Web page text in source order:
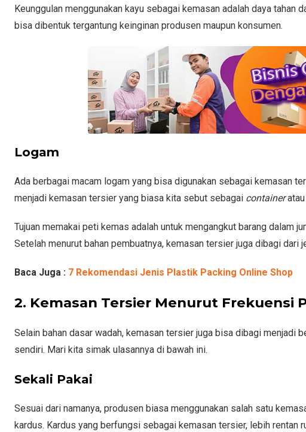
Keunggulan menggunakan kayu sebagai kemasan adalah daya tahan
bisa dibentuk tergantung keinginan produsen maupun konsumen.
Logam
Ada berbagai macam logam yang bisa digunakan sebagai kemasan
menjadi kemasan tersier yang biasa kita sebut sebagai container
Tujuan memakai peti kemas adalah untuk mengangkut barang dalam
Setelah menurut bahan pembuatnya, kemasan tersier juga dibagi dari
Baca Juga : 7 Rekomendasi Jenis Plastik Packing Online Shop
2. Kemasan Tersier Menurut Frekuensi
Selain bahan dasar wadah, kemasan tersier juga bisa dibagi menjadi
sendiri. Mari kita simak ulasannya di bawah ini.
Sekali Pakai
Sesuai dari namanya, produsen biasa menggunakan salah satu
kardus. Kardus yang berfungsi sebagai kemasan tersier, lebih rentan